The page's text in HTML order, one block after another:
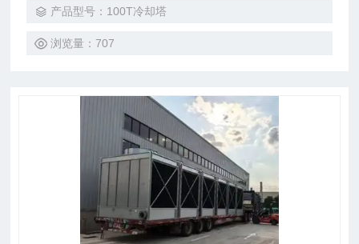
产品型号：100T冷却塔
浏览量：707